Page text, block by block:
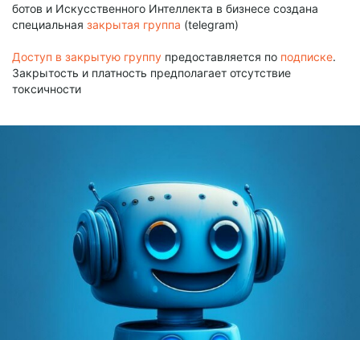
ботов и Искусственного Интеллекта в бизнесе создана
специальная закрытая группа (telegram)
Доступ в закрытую группу предоставляется по подписке.
Закрытость и платность предполагает отсутствие
токсичности